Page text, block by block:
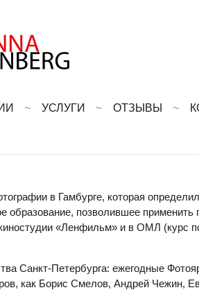
УСЛУГИ ОТЗЫВЫ
в Гамбурге, которая
образование, позволившее
«Ленфильм» и в ОМЛ (курс
Санкт-Петербурга: ежегодные
как Борис Смелов, Андрей Чежин,